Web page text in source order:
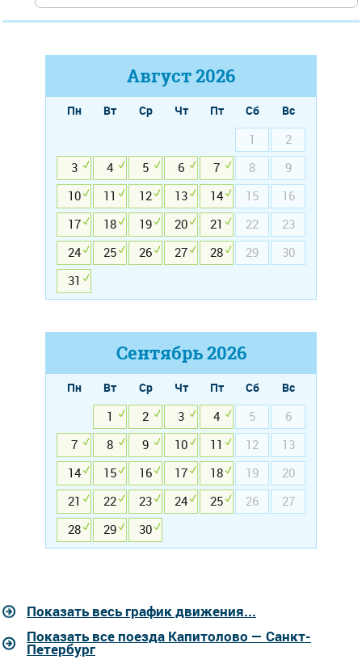
Август2026
Пн Вт Ср Чт Пт Сб
Вс
1
2
3
4 5 6 7 8
9
10
11 12 13 14 15
16
17
18 19 20 21 22
23
24
25 26 27 28 29
30
31
Сентябрь2026
Пн Вт Ср Чт Пт Сб
Вс
1
2 3 4 5
6
7
8 9 10 11 12
13
14
15 16 17 18 19
20
21
22 23 24 25 26
27
28
29 30
Показать весь график движения...
Показать все поезда Капитолово — Санкт-
Петербург